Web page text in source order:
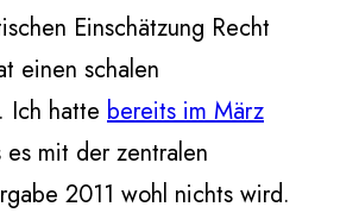
Einschätzung Recht
einen schalen
Ich hatte bereits im März
es mit der zentralen
2011 wohl nichts wird.